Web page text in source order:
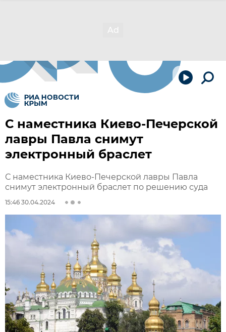
С наместника Киево-Печерской
лавры Павла снимут
электронный браслет
С наместника Киево-Печерской лавры Павла
снимут электронный браслет по решению суда
15:46 30.04.2024